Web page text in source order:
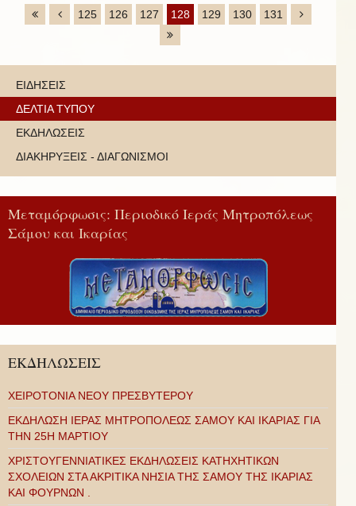
125 126 127 128 129 130 131
ΕΙΔΗΣΕΙΣ
ΔΕΛΤΙΑ ΤΥΠΟΥ
ΕΚΔΗΛΩΣΕΙΣ
ΔΙΑΚΗΡΥΞΕΙΣ - ΔΙΑΓΩΝΙΣΜΟΙ
Μεταμόρφωσις: Περιοδικό Ιεράς Μητροπόλεως
Σάμου και Ικαρίας
ΕΚΔΗΛΩΣΕΙΣ
ΧΕΙΡΟΤΟΝΙΑ ΝΕΟΥ ΠΡΕΣΒΥΤΕΡΟΥ
ΕΚΔΗΛΩΣΗ ΙΕΡΑΣ ΜΗΤΡΟΠΟΛΕΩΣ ΣΑΜΟΥ ΚΑΙ ΙΚΑΡΙΑΣ ΓΙΑ
ΤΗΝ 25Η ΜΑΡΤΙΟΥ
ΧΡΙΣΤΟΥΓΕΝΝΙΑΤΙΚΕΣ ΕΚΔΗΛΩΣΕΙΣ ΚΑΤΗΧΗΤΙΚΩΝ
ΣΧΟΛΕΙΩΝ ΣΤΑ ΑΚΡΙΤΙΚΑ ΝΗΣΙΑ ΤΗΣ ΣΑΜΟΥ ΤΗΣ ΙΚΑΡΙΑΣ
ΚΑΙ ΦΟΥΡΝΩΝ .